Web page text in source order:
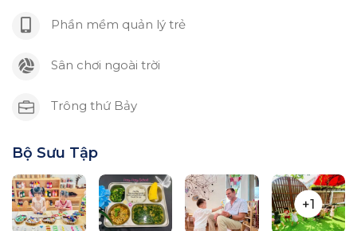
Phần mềm quản lý trẻ
Sân chơi ngoài trời
Trông thứ Bảy
Bộ Sưu Tập
+1